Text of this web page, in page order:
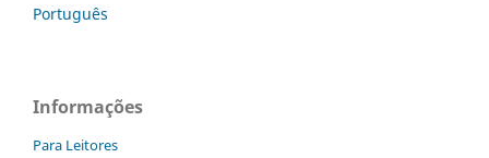
Português
Informações
Para Leitores